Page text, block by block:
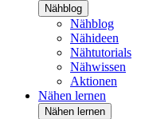
Nähblog
Nähblog
Nähideen
Nähtutorials
Nähwissen
Aktionen
Nähen lernen
Nähen lernen